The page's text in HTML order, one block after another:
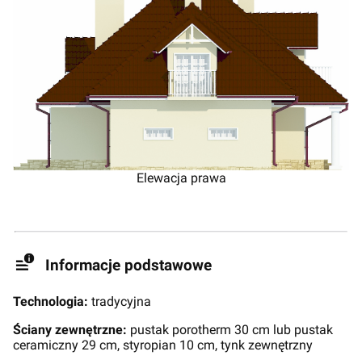
Elewacja prawa
Informacje podstawowe
Technologia: tradycyjna
Ściany zewnętrzne: pustak porotherm 30 cm lub pustak
ceramiczny 29 cm, styropian 10 cm, tynk zewnętrzny